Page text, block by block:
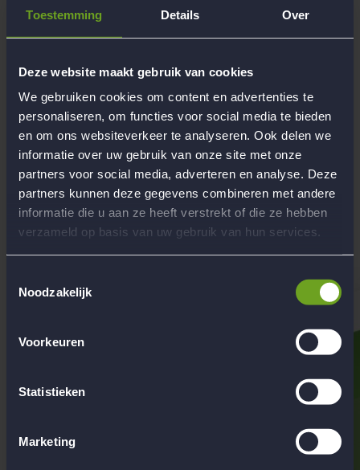
Toestemming Details Over
Deze website maakt gebruik van cookies
We gebruiken cookies om content en advertenties te
personaliseren, om functies voor social media te bieden
en om ons websiteverkeer te analyseren. Ook delen we
informatie over uw gebruik van onze site met onze
partners voor social media, adverteren en analyse. Deze
partners kunnen deze gegevens combineren met andere
informatie die u aan ze heeft verstrekt of die ze hebben
verzameld op basis van uw gebruik van hun services.
Noodzakelijk
Voorkeuren
Statistieken
Marketing
9-Daagse ultieme Kerst- en pretparkenreis naar Orlando,
USA, 12-Daagse reis naar adembenemend Wallis,
theaterreis naar Oerol, Terschelling, 9-daagse spectaculaire
natuurreis naar machtig IJsland - Allerlaatste kans!, 12-Daagse
strandreis naar Lanzarote, Canarische Eilanden, Spanje
Persoonlijke reiservaring
Finland, Zweden, Duitsland, België, Luxemburg, Oostenrijk,
Frankrijk, Italië, Spanje, Zwitserland, Engeland, Tsjechië,
Ijsland, Hongarije, Bulgarije, Griekenland, Egypte Indonesie,
Maleisie, Cambodja, Thailand, Portugal, Peru en Bolivia
Begeleiding
Werken bij Flow Reizen
Hoofdkantoor Flow Reizen
Contact